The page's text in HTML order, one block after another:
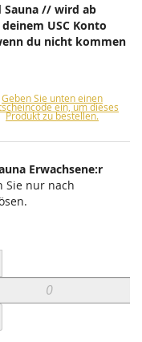
Sauna // wird ab
USC Konto
du nicht kommen
Geben Sie unten einen
ein, um dieses
Produkt zu bestellen.
Erwachsene:r
Sie nur nach